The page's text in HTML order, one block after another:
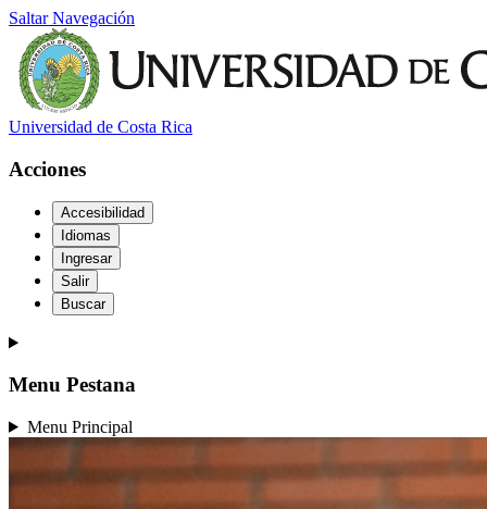
Saltar Navegación
Universidad de Costa Rica
Acciones
Accesibilidad
Idiomas
Ingresar
Salir
Buscar
Menu Pestana
Menu Principal